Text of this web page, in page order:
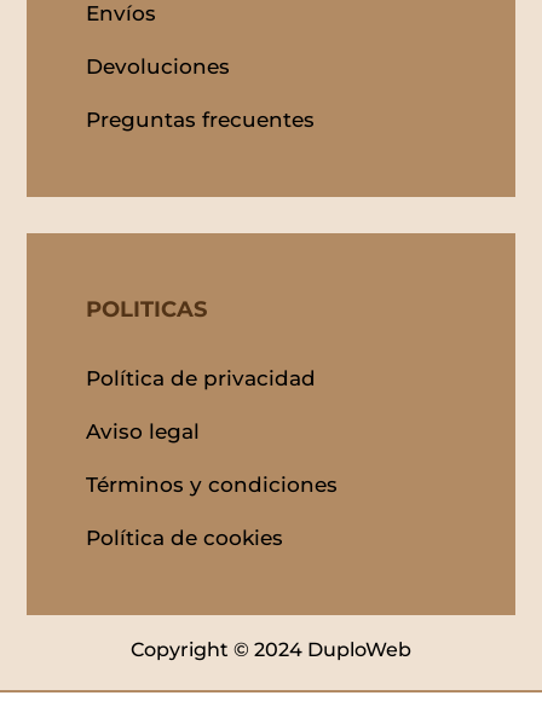
Envíos
Devoluciones
Preguntas frecuentes
POLITICAS
Política de privacidad
Aviso legal
Términos y condiciones
Política de cookies
Copyright © 2024 DuploWeb